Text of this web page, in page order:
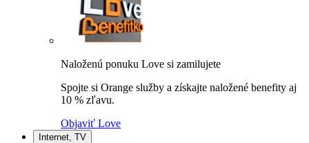
Naloženú ponuku Love si zamilujete
Spojte si Orange služby a získajte naložené benefity aj
10 % zľavu.
Objaviť Love
Internet, TV